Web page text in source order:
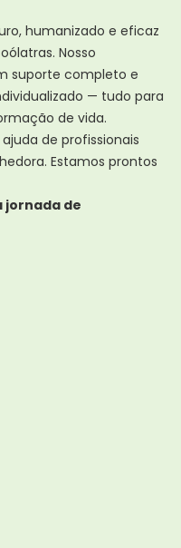
humanizado e eficaz
Nosso
suporte completo e
— tudo para
de vida.
de profissionais
Estamos prontos
jornada de